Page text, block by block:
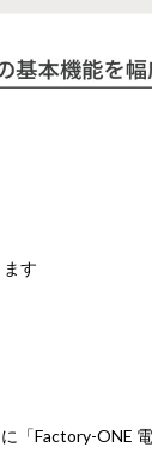
す
に「Factory-